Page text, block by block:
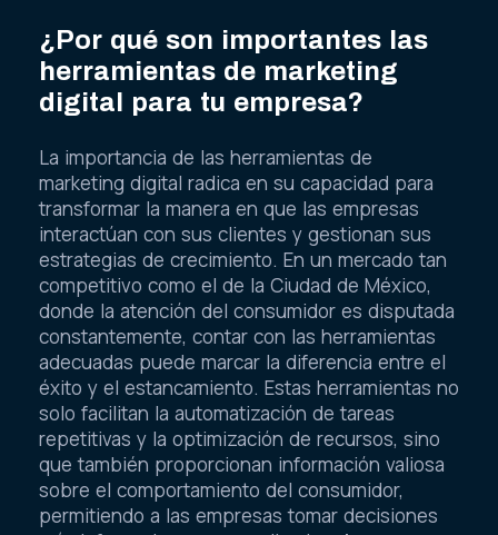
¿Por qué son importantes las
herramientas de marketing
digital para tu empresa?
La importancia de las herramientas de
marketing digital radica en su capacidad para
transformar la manera en que las empresas
interactúan con sus clientes y gestionan sus
estrategias de crecimiento. En un mercado tan
competitivo como el de la Ciudad de México,
donde la atención del consumidor es disputada
constantemente, contar con las herramientas
adecuadas puede marcar la diferencia entre el
éxito y el estancamiento. Estas herramientas no
solo facilitan la automatización de tareas
repetitivas y la optimización de recursos, sino
que también proporcionan información valiosa
sobre el comportamiento del consumidor,
permitiendo a las empresas tomar decisiones